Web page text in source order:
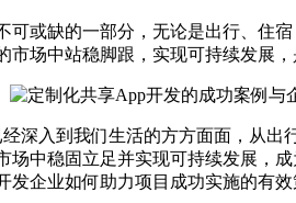
可或缺的一部分，无论是出行、住
市场中站稳脚跟，实现可持续发
深入到我们生活的方方面面，从
场中稳固立足并实现可持续发展，
企业如何助力项目成功实施的有效